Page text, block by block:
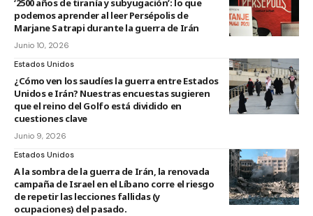
podemos aprender al leer Persépolis de
Marjane Satrapi durante la guerra de Irán
Junio 10, 2026
Estados Unidos
¿Cómo ven los saudíes la guerra entre Estados
Unidos e Irán? Nuestras encuestas sugieren
que el reino del Golfo está dividido en
cuestiones clave
Junio 9, 2026
Estados Unidos
A la sombra de la guerra de Irán, la renovada
campaña de Israel en el Líbano corre el riesgo
de repetir las lecciones fallidas (y
ocupaciones) del pasado.